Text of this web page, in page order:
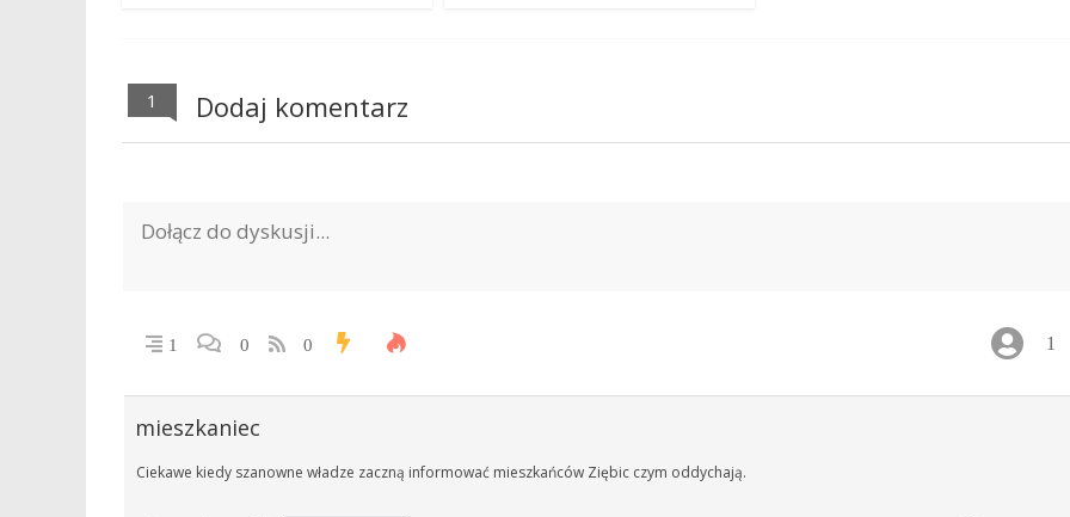
1 Dodaj komentarz
1 0 0 1
mieszkaniec
Ciekawe kiedy szanowne władze zaczną informować mieszkańców Ziębic czym oddychają.